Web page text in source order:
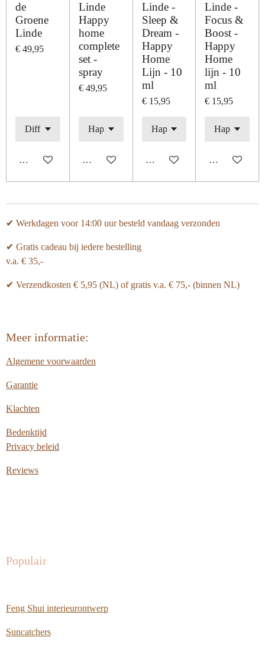
de
Groene
Linde
€ 49,95
In winkelwagen
Linde
Happy
home
complete
set -
spray
€ 49,95
In winkelwagen
Linde -
Sleep &
Dream -
Happy
Home
Lijn - 10
ml
€ 15,95
In winkelwagen
Linde -
Focus &
Boost -
Happy
Home
lijn - 10
ml
€ 15,95
In
✔ Werkdagen voor 14:00 uur besteld vandaag verzonden
✔ Gratis cadeau bij iedere bestelling
v.a. € 35,-
✔ Verzendkosten € 5,95 (NL) of gratis v.a. € 75,- (binnen NL)
Meer informatie:
Algemene voorwaarden
Garantie
Klachten
Bedenktijd
Privacy beleid
Reviews
Populair
Feng Shui interieurontwerp
Suncatchers